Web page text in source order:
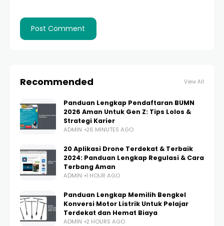
Recommended View All
Panduan Lengkap Pendaftaran BUMN
2026 Aman Untuk Gen Z: Tips Lolos &
Strategi Karier
ADMIN 26 MINUTES AGO
20 Aplikasi Drone Terdekat & Terbaik
2024: Panduan Lengkap Regulasi & Cara
Terbang Aman
ADMIN 1 HOUR AGO
Panduan Lengkap Memilih Bengkel
Konversi Motor Listrik Untuk Pelajar
Terdekat dan Hemat Biaya
ADMIN 2 HOURS AGO